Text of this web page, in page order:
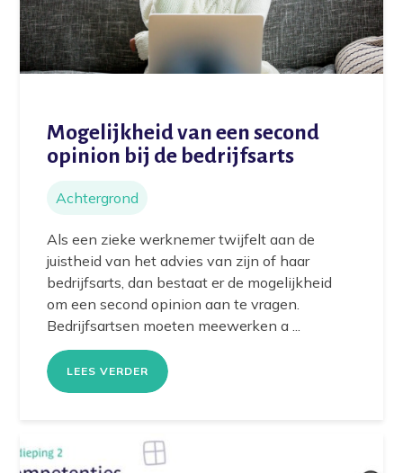
Mogelijkheid van een second
opinion bij de bedrijfsarts
Achtergrond
Als een zieke werknemer twijfelt aan de
juistheid van het advies van zijn of haar
bedrijfsarts, dan bestaat er de mogelijkheid
om een second opinion aan te vragen.
Bedrijfsartsen moeten meewerken a ...
LEES VERDER